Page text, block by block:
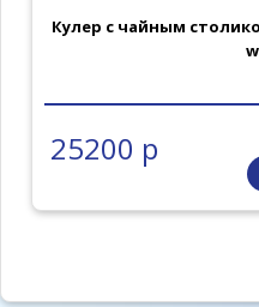
Кулер с чайным
25200 р